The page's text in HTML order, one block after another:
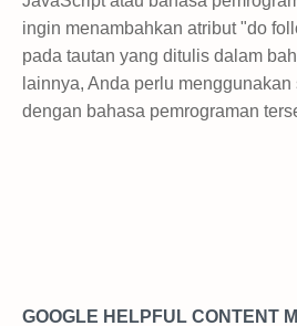
ingin menambahkan atribut "do
pada tautan yang ditulis dalam
lainnya, Anda perlu
dengan bahasa pemrograman
GOOGLE HELPFUL CONTENT